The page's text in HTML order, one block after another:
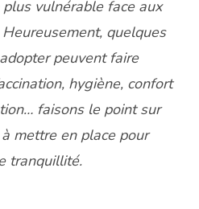
plus vulnérable face aux
quelques
peuvent faire
hygiène, confort
faisons le point sur
mettre en place pour
tranquillité.